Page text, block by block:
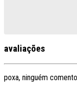
avaliações
poxa, ninguém